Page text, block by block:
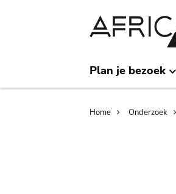
Plan je bezoek
Home Onderzoek